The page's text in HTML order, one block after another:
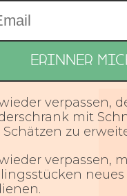
verpassen,
mit
Schätzen zu
verpassen,
neues